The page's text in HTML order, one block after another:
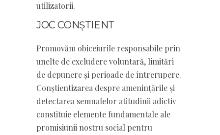
utilizatorii.
JOC CONȘTIENT
Promovăm obiceiurile responsabile prin
unelte de excludere voluntară, limitări
de depunere și perioade de întrerupere.
Conștientizarea despre amenințările și
detectarea semnalelor atitudinii adictiv
constituie elemente fundamentale ale
promisiunii nostru social pentru